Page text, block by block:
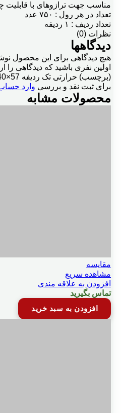
مناسب جهت ترازوهای با قابلیت
تعداد در هر رول : ۷۵۰ عدد
تعداد ردیف : ۱ ردیفه
نظرات (0)
دیدگاهها
هیچ دیدگاهی برای این محصول
اولین نفری باشید که دیدگاهی را
(برچسب) حرارتی تک ردیفه 57×40”
برای ثبت نقد و بررسی وارد
محصولات مشابه
مقایسه
مشاهده سریع
افزودن به علاقه مندی
تماس بگیرید
افزودن به سبد خرید